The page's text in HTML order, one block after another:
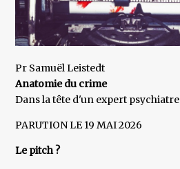
Pr Samuël Leistedt
Anatomie du crime
Dans la tête d'un expert psychiatre
PARUTION LE 19 MAI 2026
Le pitch ?